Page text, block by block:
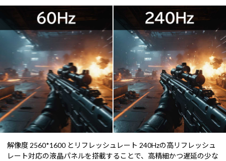
解像度 2560*1600 とリフレッシュレート 240Hzの高リフレッシュ
レート対応の液晶パネルを搭載することで、高精細かつ遅延の少な